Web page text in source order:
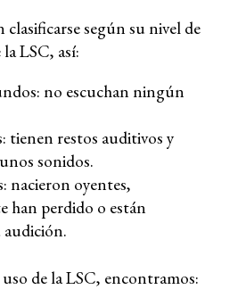
clasificarse según su nivel de
LSC, así:
no escuchan ningún
tienen restos auditivos y
sonidos.
nacieron oyentes,
han perdido o están
de la LSC, encontramos: